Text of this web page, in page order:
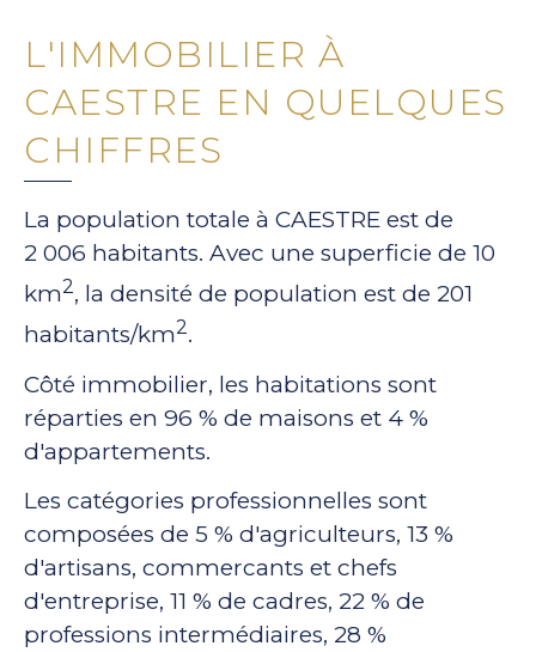
L'IMMOBILIER À
CAESTRE EN QUELQUES
CHIFFRES
La population totale à CAESTRE est de
2 006 habitants. Avec une superficie de 10
km2, la densité de population est de 201
habitants/km2.
Côté immobilier, les habitations sont
réparties en 96 % de maisons et 4 %
d'appartements.
Les catégories professionnelles sont
composées de 5 % d'agriculteurs, 13 %
d'artisans, commercants et chefs
d'entreprise, 11 % de cadres, 22 % de
professions intermédiaires, 28 %